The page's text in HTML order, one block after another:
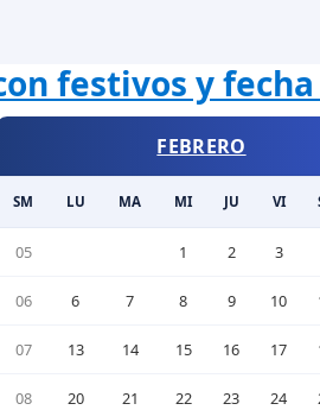
festivos y
FEBRERO
SM LU MA MI JU VI
05 1 2 3
06 6 7 8 9 10
07 13 14 15 16 17
08 20 21 22 23 24